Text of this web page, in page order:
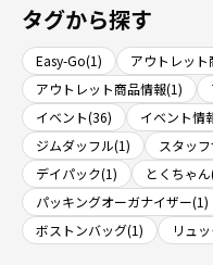
タグから探す
Easy-Go(1)
アウトレッ
アウトレット商品情報(1)
イベント(36)
イベント情
ジムダッフル(1)
スタッ
デイパック(1)
とくちゃ
パッキングオーガナイザー(1)
ボストンバッグ(1)
リュ